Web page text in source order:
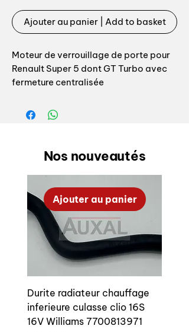
Ajouter au panier | Add to basket
Moteur de verrouillage de porte pour
Renault Super 5 dont GT Turbo avec
fermeture centralisée
Référence origine:
7701033802
7701034489 7701039564
Nos nouveautés
Ajouter au panier
Durite radiateur chauffage
inferieure culasse clio 16S
16V Williams 7700813971